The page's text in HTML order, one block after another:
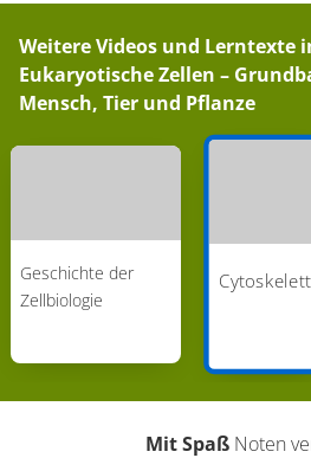
Weitere Videos und Lerntexte
Eukaryotische Zellen –
Mensch, Tier und Pflanze
Geschichte der
Zellbiologie
Cytoskelett
Mit Spaß Noten